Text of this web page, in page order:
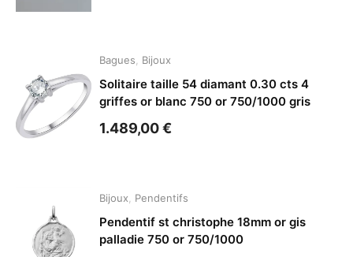
Bagues Bijoux
Solitaire taille 54 diamant 0.30 cts 4
griffes or blanc 750 or 750/1000 gris
1.489,00€
Bijoux Pendentifs
Pendentif st christophe 18mm or gis
palladie 750 or 750/1000